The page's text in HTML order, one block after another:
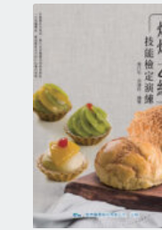
【115年最新版】高齡
驗經典講義與試題
NT$480